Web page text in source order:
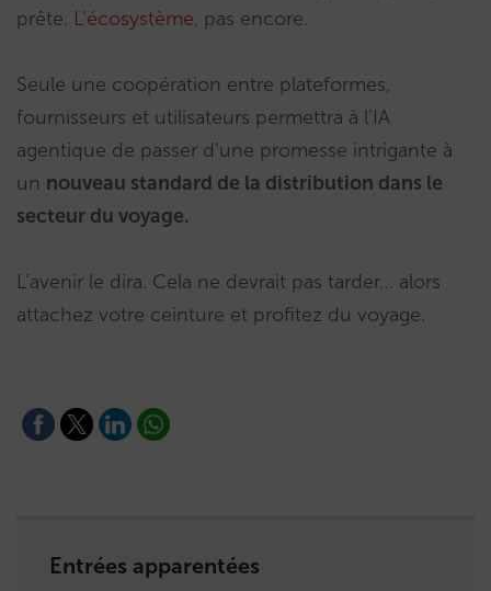
prête. L’écosystème, pas encore.
Seule une coopération entre plateformes,
fournisseurs et utilisateurs permettra à l’IA
agentique de passer d’une promesse intrigante à
un nouveau standard de la distribution dans le
secteur du voyage.
L’avenir le dira. Cela ne devrait pas tarder… alors
attachez votre ceinture et profitez du voyage.
Entrées apparentées